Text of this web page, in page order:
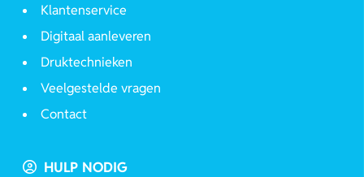
Klantenservice
Digitaal aanleveren
Druktechnieken
Veelgestelde vragen
Contact
HULP NODIG